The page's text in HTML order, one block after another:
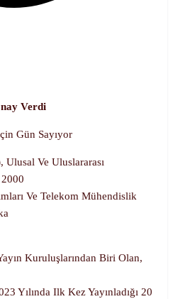
Verdi
Gün Sayıyor
Ulusal Ve Uluslararası
Ve Telekom Mühendislik
Kuruluşlarından Biri Olan,
Yılında Ilk Kez Yayınladığı 20